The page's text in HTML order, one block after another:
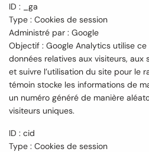
ID : _ga
Type : Cookies de session
Administré par : Google
Objectif : Google Analytics utilise
données relatives aux visiteurs, aux
et suivre l’utilisation du site pour le
témoin stocke les informations de
un numéro généré de manière
visiteurs uniques.
ID : cid
Type : Cookies de session